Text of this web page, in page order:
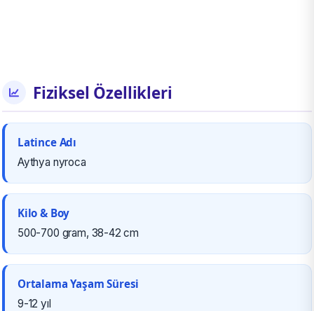
Fiziksel Özellikleri
Latince Adı
Aythya nyroca
Kilo & Boy
500-700 gram, 38-42 cm
Ortalama Yaşam Süresi
9-12 yıl